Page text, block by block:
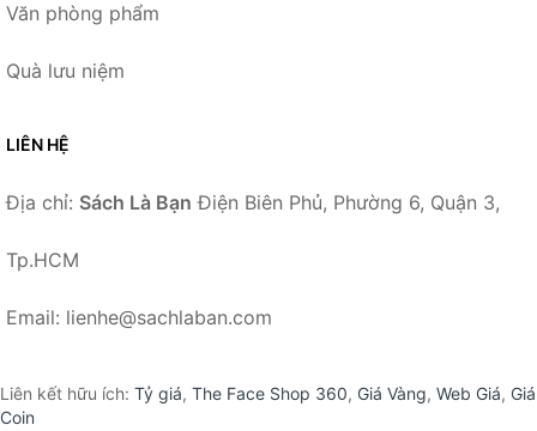
Văn phòng phẩm
Quà lưu niệm
LIÊN HỆ
Địa chỉ: Sách Là Bạn Điện Biên Phủ, Phường 6, Quận 3,
Tp.HCM
Email: lienhe@sachlaban.com
Liên kết hữu ích: Tỷ giá, The Face Shop 360, Giá Vàng, Web Giá, Giá
Coin